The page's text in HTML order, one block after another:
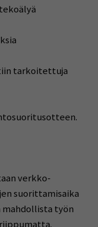
tarkoitettuja
verkko-
suorittamisaika
mahdollista työn